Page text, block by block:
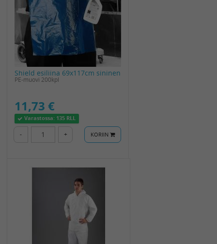
Shield esiliina 69x117cm sininen
PE-muovi 200kpl
11,73 €
Varastossa: 135 RLL
- + KORIIN